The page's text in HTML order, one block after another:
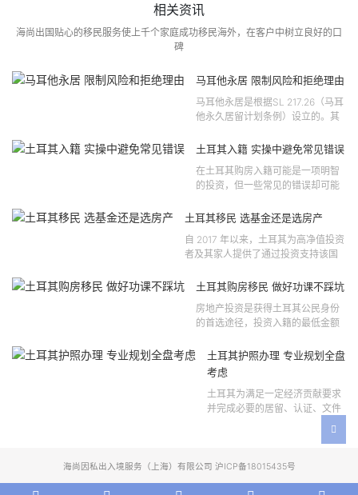
相关资讯
海尚出国贴心的移民服务使上千个家庭成功移民海外，在客户中树立良好的口
碑
马耳他永居 限制风险和拒绝理由
马耳他永居是根据SL 217.26（马耳
他永久居留计划条例）设立的。其
121 号法律公告，并随后根据2024
土耳其入籍 实操中避免常见错误
在土耳其购房入籍可能是一项明智
的投资，但一些常见的错误却可能
失。许多投资者轻信营销宣传或不
土耳其移民 选基金还是选房产
自 2017 年以来，土耳其为高净值投资
者及其家人提供了通过投资支持该国
会。 该计划的一大亮点在于其涵盖广
土耳其购房移民 做好功课不踩坑
房地产投资是获得土耳其公民身份
的首选途径，投资入籍的最低金额
二手房产。这一门槛自2019年调整
以来一直未变，适用于经持牌...
土耳其护照办理 专业规划全盘
考虑
土耳其为满足一定经济贡献要求
并完成必要的居留、认证、文件
者提供投资入籍途径。 土耳其护
海尚因私出入境服务（上海）有限公司 沪ICP备18015435号